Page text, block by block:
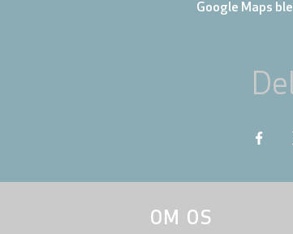
Google Maps
OM OS